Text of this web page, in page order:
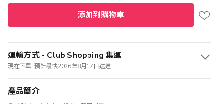
添加到購物車
運輸方式 - Club Shopping 集運
現在下單, 預計最快2026年8月17日送達
產品簡介